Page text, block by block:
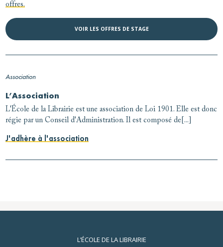
offres.
VOIR LES OFFRES DE STAGE
Association
L’Association
L'École de la Librairie est une association de Loi 1901. Elle est donc
régie par un Conseil d'Administration. Il est composé de[...]
J'adhère à l'association
L’ÉCOLE DE LA LIBRAIRIE